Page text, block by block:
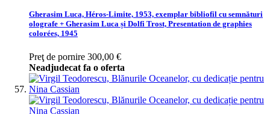
Gherasim Luca, Héros-Limite, 1953, exemplar bibliofil cu semnături
olografe + Gherasim Luca și Dolfi Trost, Presentation de graphies
colorées, 1945
Preţ de pornire 300,00 €
Neadjudecat fa o oferta